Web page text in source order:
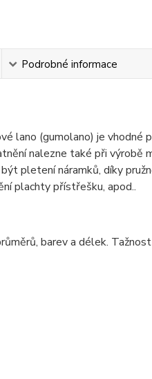
Podrobné informace
lano (gumolano) je
nalezne také při výrobě
pletení náramků, díky
plachty přístřešku, apod..
barev a délek.